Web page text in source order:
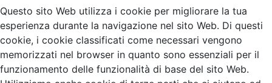
Questo sito Web utilizza i cookie per migliorare la tua
esperienza durante la navigazione nel sito Web. Di questi
cookie, i cookie classificati come necessari vengono
memorizzati nel browser in quanto sono essenziali per il
funzionamento delle funzionalità di base del sito Web.